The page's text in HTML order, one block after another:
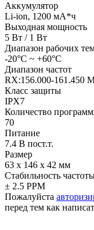
Аккумулятор
Li-ion, 1200 мА*ч
Выходная мощность
5 Вт / 1 Вт
Диапазон рабочих
-20°C ~ +60°C
Диапазон частот
RX:156.000-161.450
Класс защиты
IPX7
Количество
70
Питание
7.4 В пост.т.
Размер
63 x 146 x 42 мм
Стабильность
± 2.5 PPM
Пожалуйста
перед тем как